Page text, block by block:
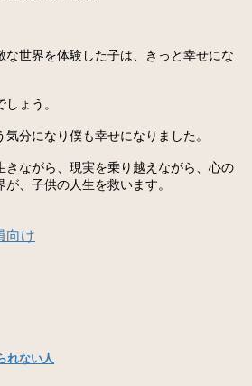
世界を体験した子は、きっと幸せにな
ょう。
分になり僕も幸せになりました。
ながら、現実を乗り越えながら、心の
、子供の人生を救います。
向け
れない人